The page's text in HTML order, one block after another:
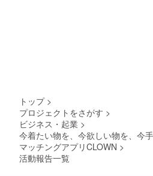
トップ >
プロジェクトをさがす >
ビジネス・起業 >
今着たい物を、今欲しい物を、今
マッチングアプリCLOWN >
活動報告一覧